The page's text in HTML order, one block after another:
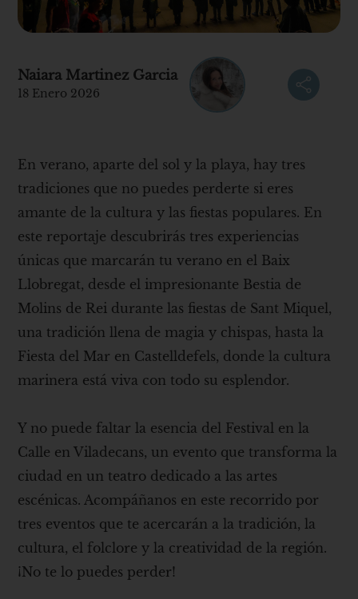
Naiara Martinez Garcia
18 Enero 2026
En verano, aparte del sol y la playa, hay tres
tradiciones que no puedes perderte si eres
amante de la cultura y las fiestas populares. En
este reportaje descubrirás tres experiencias
únicas que marcarán tu verano en el Baix
Llobregat, desde el impresionante Bestia de
Molins de Rei durante las fiestas de Sant Miquel,
una tradición llena de magia y chispas, hasta la
Fiesta del Mar en Castelldefels, donde la cultura
marinera está viva con todo su esplendor.
Y no puede faltar la esencia del Festival en la
Calle en Viladecans, un evento que transforma la
ciudad en un teatro dedicado a las artes
escénicas. Acompáñanos en este recorrido por
tres eventos que te acercarán a la tradición, la
cultura, el folclore y la creatividad de la región.
¡No te lo puedes perder!